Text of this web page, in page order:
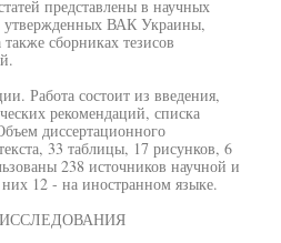
представлены в научных
утвержденных ВАК Украины,
сборниках тезисов
Работа состоит из введения,
рекомендаций, списка
диссертационного
33 таблицы, 17 рисунков, 6
238 источников научной и
12 - на иностранном языке.